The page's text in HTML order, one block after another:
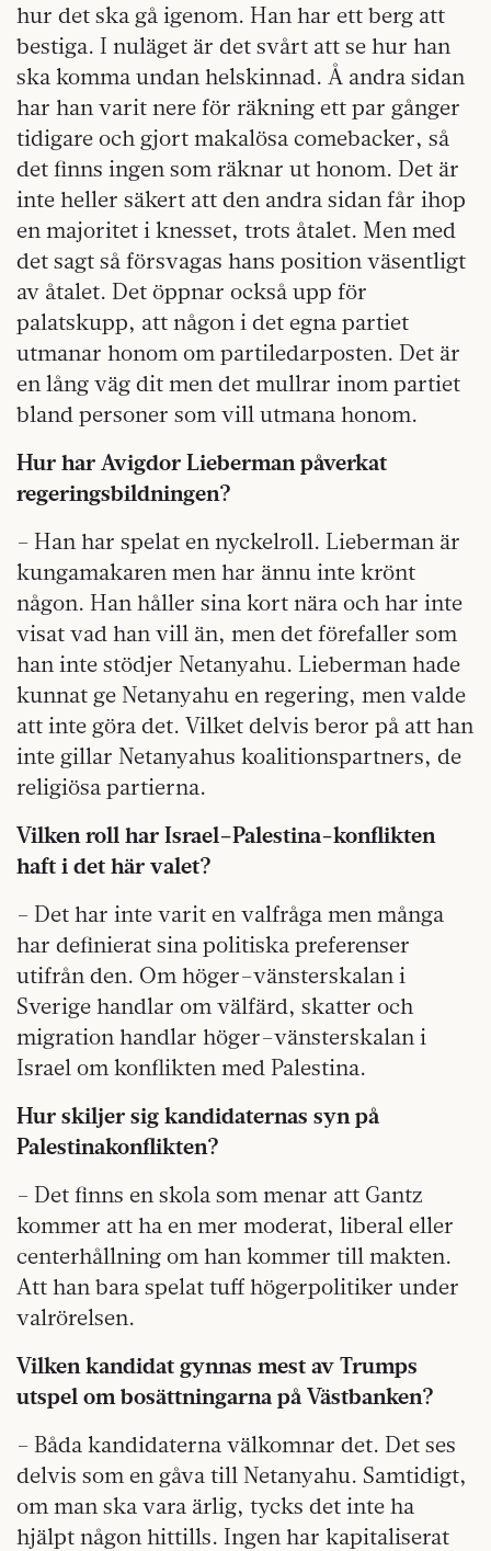
hur det ska gå igenom. Han har ett berg att
bestiga. I nuläget är det svårt att se hur han
ska komma undan helskinnad. Å andra sidan
har han varit nere för räkning ett par gånger
tidigare och gjort makalösa comebacker, så
det finns ingen som räknar ut honom. Det är
inte heller säkert att den andra sidan får ihop
en majoritet i knesset, trots åtalet. Men med
det sagt så försvagas hans position väsentligt
av åtalet. Det öppnar också upp för
palatskupp, att någon i det egna partiet
utmanar honom om partiledarposten. Det är
en lång väg dit men det mullrar inom partiet
bland personer som vill utmana honom.
Hur har Avigdor Lieberman påverkat
regeringsbildningen?
– Han har spelat en nyckelroll. Lieberman är
kungamakaren men har ännu inte krönt
någon. Han håller sina kort nära och har inte
visat vad han vill än, men det förefaller som
han inte stödjer Netanyahu. Lieberman hade
kunnat ge Netanyahu en regering, men valde
att inte göra det. Vilket delvis beror på att han
inte gillar Netanyahus koalitionspartners, de
religiösa partierna.
Vilken roll har Israel–Palestina-konflikten
haft i det här valet?
– Det har inte varit en valfråga men många
har definierat sina politiska preferenser
utifrån den. Om höger–vänster­skalan i
Sverige handlar om välfärd, skatter och
migration handlar höger–vänster­skalan i
Israel om konflikten med Palestina.
Hur skiljer sig kandidaternas syn på
Palestinakonflikten?
– Det finns en skola som menar att Gantz
kommer att ha en mer moderat, liberal eller
centerhållning om han kommer till makten.
Att han bara spelat tuff högerpolitiker under
valrörelsen.
Vilken kandidat gynnas mest av Trumps
utspel om bosättningarna på Västbanken?
– Båda kandidaterna välkomnar det. Det ses
delvis som en gåva till Netanyahu. Samtidigt,
om man ska vara ärlig, tycks det inte ha
hjälpt någon hittills. Ingen har kapitaliserat